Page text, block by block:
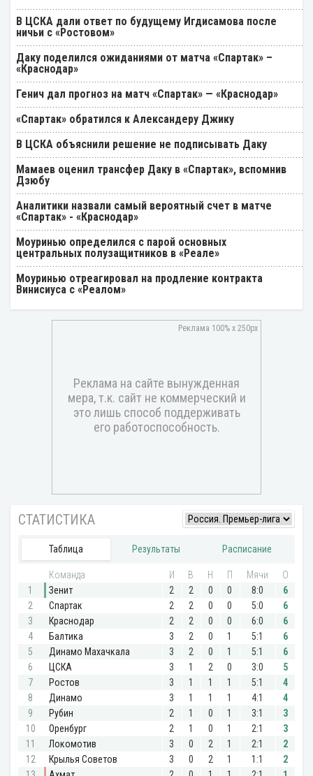
В ЦСКА дали ответ по будущему Игдисамова после
ничьи с «Ростовом»
Даку поделился ожиданиями от матча «Спартак» –
«Краснодар»
Генич дал прогноз на матч «Спартак» — «Краснодар»
«Спартак» обратился к Александеру Джику
В ЦСКА объяснили решение не подписывать Даку
Мамаев оценил трансфер Даку в «Спартак», вспомнив
Дзюбу
Аналитики назвали самый вероятный счет в матче
«Спартак» - «Краснодар»
Моуринью определился с парой основных
центральных полузащитников в «Реале»
Моуринью отреагировал на продление контракта
Винисиуса с «Реалом»